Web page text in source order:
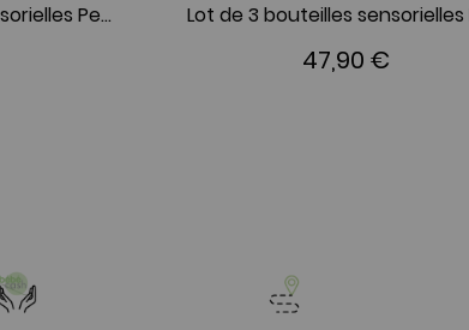
Lot de 3 bouteilles sensorielles Petit Boum Tropiques
47,90 €